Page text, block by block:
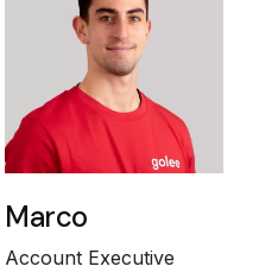
Marco
Account Executive